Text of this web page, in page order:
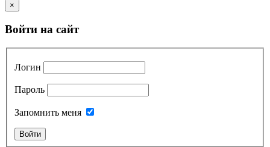
×
Войти на сайт
Логин
Пароль
Запомнить меня
Войти